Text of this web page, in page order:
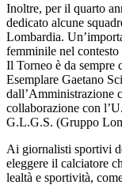
Inoltre, per il quarto
dedicato alcune
Lombardia.
femminile nel
Il Torneo è da sempre
Esemplare Gaetano
dall’Amministrazione
collaborazione con
G.L.G.S. (Gruppo
Ai giornalisti sportivi
eleggere il calciatore
lealtà e sportività,